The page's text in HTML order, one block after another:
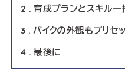
2 育成プランとスキル一
3 バイクの外観もプリセ
4 最後に